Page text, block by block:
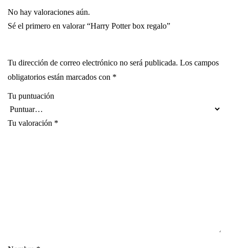
No hay valoraciones aún.
Sé el primero en valorar “Harry Potter box regalo”
Tu dirección de correo electrónico no será publicada. Los campos
obligatorios están marcados con *
Tu puntuación
Tu valoración *